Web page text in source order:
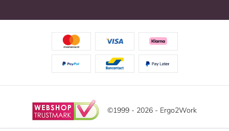
©1999 - 2026 - Ergo2Work